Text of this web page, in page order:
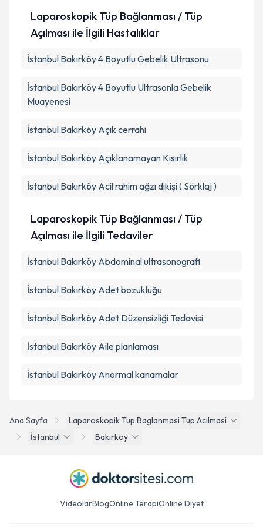
Ana Sayfa
Laparoskopik Tup Baglanmasi Tup Acilmasi
İstanbul
Bakırköy
Laparoskopik Tüp Bağlanması / Tüp
Açılması ile İlgili Hastalıklar
İstanbul Bakırköy 4 Boyutlu Gebelik Ultrasonu
İstanbul Bakırköy 4 Boyutlu Ultrasonla Gebelik
Muayenesi
İstanbul Bakırköy Açık cerrahi
İstanbul Bakırköy Açıklanamayan Kısırlık
İstanbul Bakırköy Acil rahim ağzı dikişi ( Sörklaj )
Laparoskopik Tüp Bağlanması / Tüp
Açılması ile İlgili Tedaviler
İstanbul Bakırköy Abdominal ultrasonografi
İstanbul Bakırköy Adet bozukluğu
İstanbul Bakırköy Adet Düzensizliği Tedavisi
İstanbul Bakırköy Aile planlaması
İstanbul Bakırköy Anormal kanamalar
VideolarBlogOnline TerapiOnline Diyet